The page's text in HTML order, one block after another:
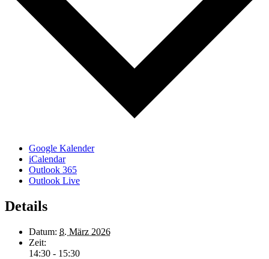
Google Kalender
iCalendar
Outlook 365
Outlook Live
Details
Datum: 8. März 2026
Zeit:
14:30 - 15:30